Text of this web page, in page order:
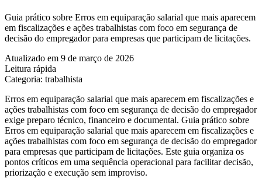
Guia prático sobre Erros em equiparação salarial que mais aparecem
em fiscalizações e ações trabalhistas com foco em segurança de
decisão do empregador para empresas que participam de licitações.
Atualizado em 9 de março de 2026
Leitura rápida
Categoria: trabalhista
Erros em equiparação salarial que mais aparecem em fiscalizações e
ações trabalhistas com foco em segurança de decisão do empregador
exige preparo técnico, financeiro e documental. Guia prático sobre
Erros em equiparação salarial que mais aparecem em fiscalizações e
ações trabalhistas com foco em segurança de decisão do empregador
para empresas que participam de licitações. Este guia organiza os
pontos críticos em uma sequência operacional para facilitar decisão,
priorização e execução sem improviso.